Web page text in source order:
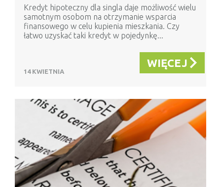
Kredyt hipoteczny dla singla daje możliwość wielu
samotnym osobom na otrzymanie wsparcia
finansowego w celu kupienia mieszkania. Czy
łatwo uzyskać taki kredyt w pojedynkę...
14 KWIETNIA
WIĘCEJ